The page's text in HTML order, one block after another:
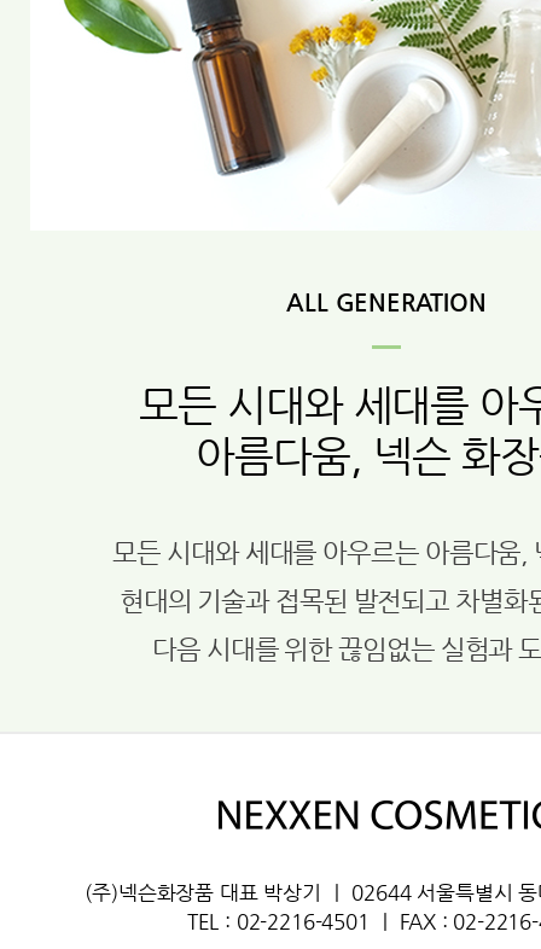
ALL GENERATION
모든 시대와 세대를 아
아름다움, 넥슨 화
모든 시대와 세대를 아우르는 아름다움,
현대의 기술과 접목된 발전되고 차별화
다음 시대를 위한 끊임없는 실험과
(주)넥슨화장품 대표 박상기
02644 서울특별시
TEL : 02-2216-4501
FAX : 02-